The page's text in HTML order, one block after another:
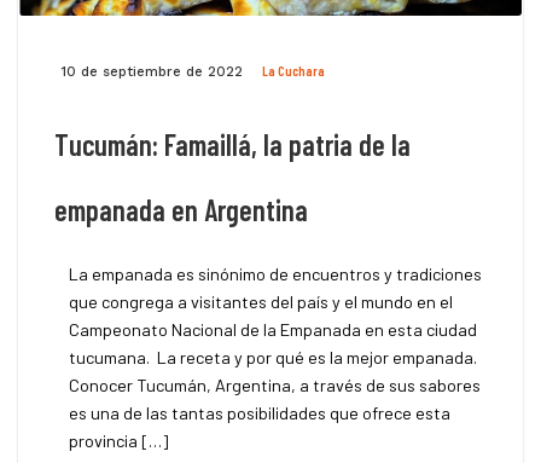
10 de septiembre de 2022 La Cuchara
Tucumán: Famaillá, la patria de la
empanada en Argentina
La empanada es sinónimo de encuentros y tradiciones
que congrega a visitantes del país y el mundo en el
Campeonato Nacional de la Empanada en esta ciudad
tucumana. La receta y por qué es la mejor empanada.
Conocer Tucumán, Argentina, a través de sus sabores
es una de las tantas posibilidades que ofrece esta
provincia […]